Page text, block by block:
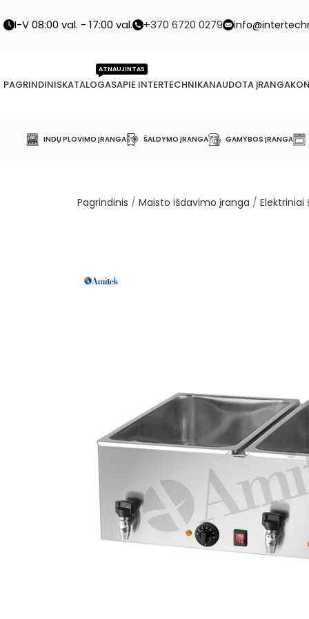
I-V 08:00 val. - 17:00 val. +370 6720 0279
PAGRINDINISKATALOGAS
ATNAUJINTAS
APIE INTERTECHNIKANAUDOTA ĮRANGA
INDŲ PLOVIMO ĮRANGA ŠALDYMO ĮRANGA GAMYBOS ĮRANGA
Pagrindinis / Maisto išdavimo įranga /